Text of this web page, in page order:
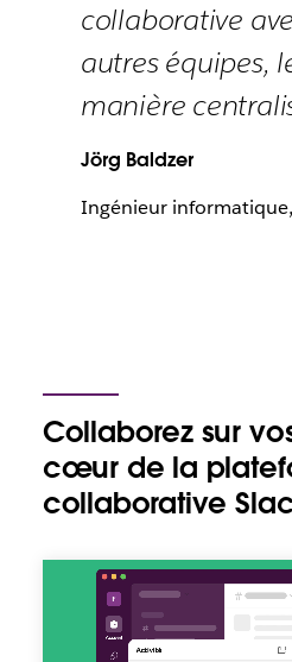
collaborative
autres équipes,
manière
Jörg Baldzer
Ingénieur informatique,
Collaborez sur
cœur de la
collaborative